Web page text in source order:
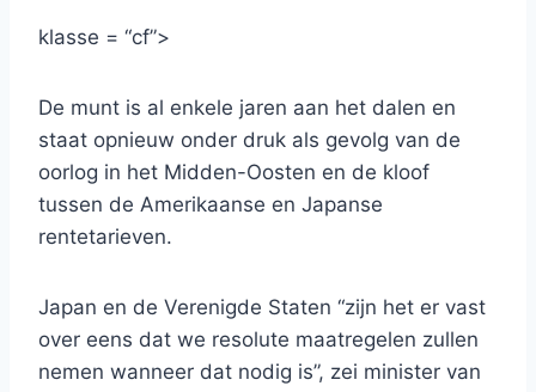
klasse = “cf”>
De munt is al enkele jaren aan het dalen en
staat opnieuw onder druk als gevolg van de
oorlog in het Midden-Oosten en de kloof
tussen de Amerikaanse en Japanse
rentetarieven.
Japan en de Verenigde Staten “zijn het er vast
over eens dat we resolute maatregelen zullen
nemen wanneer dat nodig is”, zei minister van